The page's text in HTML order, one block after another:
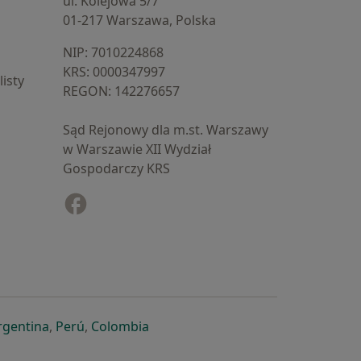
01-217 Warszawa, Polska
NIP: ⁠7010224868
KRS: ⁠0000347997
REGON: ⁠142276657
Sąd Rejonowy dla m.st. Warszawy
w Warszawie XII Wydział
Gospodarczy KRS
karcie
w nowej karcie
się w nowej karcie
otwiera się w nowej karcie
, Perúotwiera się w nowej karcie
, Colombiaotwiera się w nowej karcie